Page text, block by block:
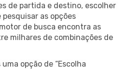
de partida e destino, escolher
as opções
de busca encontra as
milhares de combinações de
opção de “Escolha